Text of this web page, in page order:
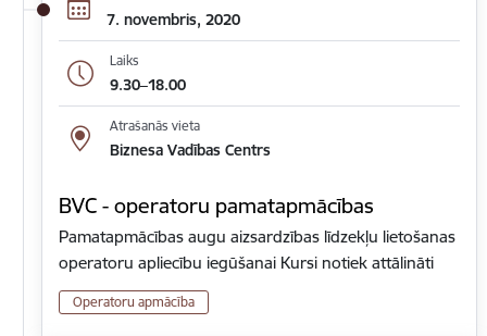
7. novembris, 2020
Laiks
9.30–18.00
Atrašanās vieta
Biznesa Vadības Centrs
BVC - operatoru pamatapmācības
Pamatapmācības augu aizsardzības līdzekļu lietošanas
operatoru apliecību iegūšanai Kursi notiek attālināti
Operatoru apmācība